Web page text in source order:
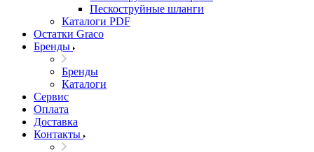
Пескоструйные шланги
Каталоги PDF
Остатки Graco
Бренды
Бренды
Каталоги
Сервис
Оплата
Доставка
Контакты